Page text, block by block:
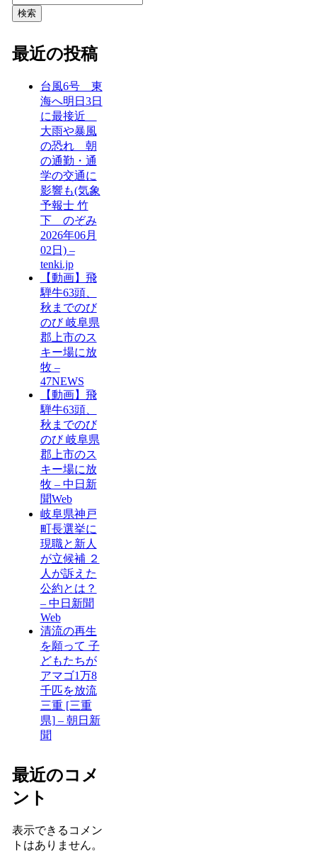
検索
最近の投稿
台風6号 東
海へ明日3日
に最接近
大雨や暴風
の恐れ 朝
の通勤・通
学の交通に
影響も(気象
予報士 竹
下 のぞみ
2026年06月
02日) –
tenki.jp
【動画】飛
騨牛63頭、
秋までのび
のび 岐阜県
郡上市のス
キー場に放
牧 –
47NEWS
【動画】飛
騨牛63頭、
秋までのび
のび 岐阜県
郡上市のス
キー場に放
牧 – 中日新
聞Web
岐阜県神戸
町長選挙に
現職と新人
が立候補 ２
人が訴えた
公約とは？
– 中日新聞
Web
清流の再生
を願って 子
どもたちが
アマゴ1万8
千匹を放流
三重 [三重
県] – 朝日新
聞
最近のコメ
ント
表示できるコメン
トはありません。